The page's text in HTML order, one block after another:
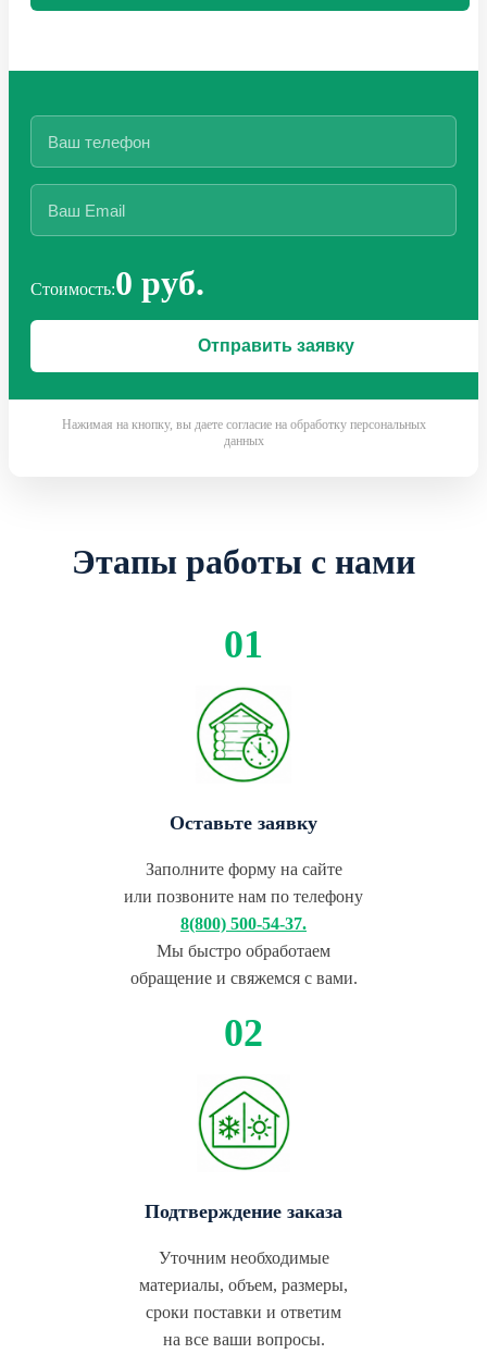
Стоимость:0 руб.
Нажимая на кнопку, вы даете согласие на обработку персональных
данных
Этапы работы с нами
Оставьте заявку
Заполните форму на сайте
или позвоните нам по телефону
8(800) 500-54-37.
Мы быстро обработаем
обращение и свяжемся с вами.
Подтверждение заказа
Уточним необходимые
материалы, объем, размеры,
сроки поставки и ответим
на все ваши вопросы.